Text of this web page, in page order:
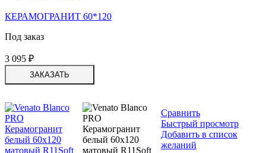
КЕРАМОГРАНИТ 60*120
Под заказ
3 095 ₽
ЗАКАЗАТЬ
Сравнить
Быстрый просмотр
Добавить в список
желаний